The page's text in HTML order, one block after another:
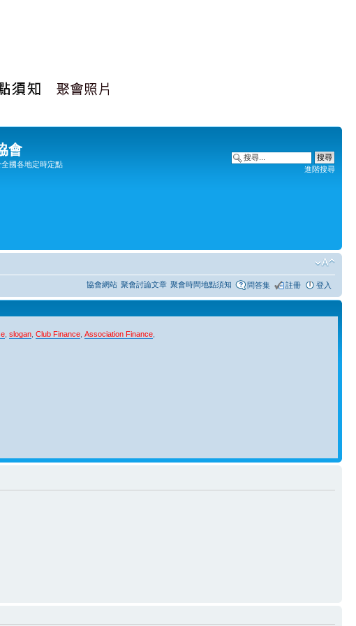
會
國各地定時定點
進階搜尋
協會網站 聚會討論文章 聚會時間地點須知 問答集 註冊 登入
slogan Club Finance Association Finance